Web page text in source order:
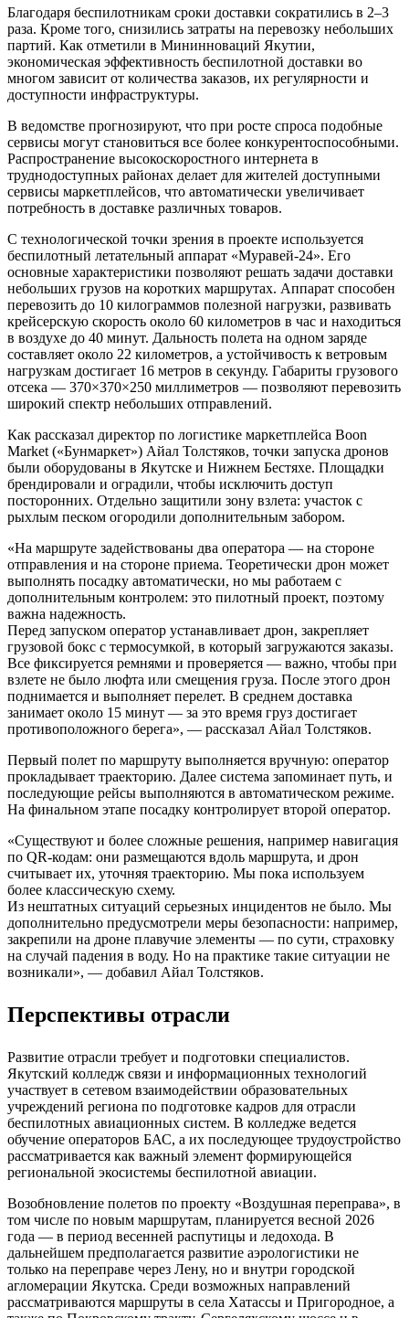
Благодаря беспилотникам сроки доставки сократились в 2–3
раза. Кроме того, снизились затраты на перевозку небольших
партий. Как отметили в Мининноваций Якутии,
экономическая эффективность беспилотной доставки во
многом зависит от количества заказов, их регулярности и
доступности инфраструктуры.
В ведомстве прогнозируют, что при росте спроса подобные
сервисы могут становиться все более конкурентоспособными.
Распространение высокоскоростного интернета в
труднодоступных районах делает для жителей доступными
сервисы маркетплейсов, что автоматически увеличивает
потребность в доставке различных товаров.
С технологической точки зрения в проекте используется
беспилотный летательный аппарат «Муравей-24». Его
основные характеристики позволяют решать задачи доставки
небольших грузов на коротких маршрутах. Аппарат способен
перевозить до 10 килограммов полезной нагрузки, развивать
крейсерскую скорость около 60 километров в час и находиться
в воздухе до 40 минут. Дальность полета на одном заряде
составляет около 22 километров, а устойчивость к ветровым
нагрузкам достигает 16 метров в секунду. Габариты грузового
отсека — 370×370×250 миллиметров — позволяют перевозить
широкий спектр небольших отправлений.
Как рассказал директор по логистике маркетплейса Boon
Market («Бунмаркет») Айал Толстяков, точки запуска дронов
были оборудованы в Якутске и Нижнем Бестяхе. Площадки
брендировали и оградили, чтобы исключить доступ
посторонних. Отдельно защитили зону взлета: участок с
рыхлым песком огородили дополнительным забором.
«На маршруте задействованы два оператора — на стороне
отправления и на стороне приема. Теоретически дрон может
выполнять посадку автоматически, но мы работаем с
дополнительным контролем: это пилотный проект, поэтому
важна надежность.
Перед запуском оператор устанавливает дрон, закрепляет
грузовой бокс с термосумкой, в который загружаются заказы.
Все фиксируется ремнями и проверяется — важно, чтобы при
взлете не было люфта или смещения груза. После этого дрон
поднимается и выполняет перелет. В среднем доставка
занимает около 15 минут — за это время груз достигает
противоположного берега», — рассказал Айал Толстяков.
Первый полет по маршруту выполняется вручную: оператор
прокладывает траекторию. Далее система запоминает путь, и
последующие рейсы выполняются в автоматическом режиме.
На финальном этапе посадку контролирует второй оператор.
«Существуют и более сложные решения, например навигация
по QR-кодам: они размещаются вдоль маршрута, и дрон
считывает их, уточняя траекторию. Мы пока используем
более классическую схему.
Из нештатных ситуаций серьезных инцидентов не было. Мы
дополнительно предусмотрели меры безопасности: например,
закрепили на дроне плавучие элементы — по сути, страховку
на случай падения в воду. Но на практике такие ситуации не
возникали», — добавил Айал Толстяков.
Перспективы отрасли
Развитие отрасли требует и подготовки специалистов.
Якутский колледж связи и информационных технологий
участвует в сетевом взаимодействии образовательных
учреждений региона по подготовке кадров для отрасли
беспилотных авиационных систем. В колледже ведется
обучение операторов БАС, а их последующее трудоустройство
рассматривается как важный элемент формирующейся
региональной экосистемы беспилотной авиации.
Возобновление полетов по проекту «Воздушная переправа», в
том числе по новым маршрутам, планируется весной 2026
года — в период весенней распутицы и ледохода. В
дальнейшем предполагается развитие аэрологистики не
только на переправе через Лену, но и внутри городской
агломерации Якутска. Среди возможных направлений
рассматриваются маршруты в села Хатассы и Пригородное, а